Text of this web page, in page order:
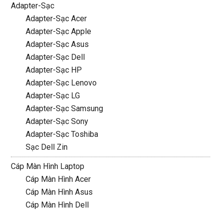
Adapter-Sạc
Adapter-Sạc Acer
Adapter-Sạc Apple
Adapter-Sạc Asus
Adapter-Sạc Dell
Adapter-Sạc HP
Adapter-Sạc Lenovo
Adapter-Sạc LG
Adapter-Sạc Samsung
Adapter-Sạc Sony
Adapter-Sạc Toshiba
Sạc Dell Zin
Cáp Màn Hình Laptop
Cáp Màn Hình Acer
Cáp Màn Hình Asus
Cáp Màn Hình Dell